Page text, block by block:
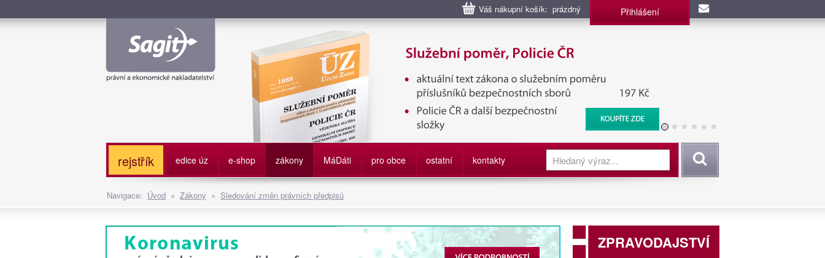
Váš nákupní košík: prázdný Přihlášení
Služební poměr příslušníků bezpečnostních sborů, Policie ČR, Vězeňská služba, BIS, Zpravodajské
služby
rejstřík edice úz e-shop zákony MáDáti pro obce ostatní kontakty Vyhledat
Navigace: Úvod » Zákony » Sledování změn právních předpisů
ZPRAVODAJSTVÍ